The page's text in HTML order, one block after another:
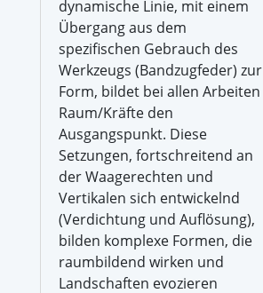
dynamische Linie, mit einem
Übergang aus dem
spezifischen Gebrauch des
Werkzeugs (Bandzugfeder) zur
Form, bildet bei allen Arbeiten
Raum/Kräfte den
Ausgangspunkt. Diese
Setzungen, fortschreitend an
der Waagerechten und
Vertikalen sich entwickelnd
(Verdichtung und Auflösung),
bilden komplexe Formen, die
raumbildend wirken und
Landschaften evozieren